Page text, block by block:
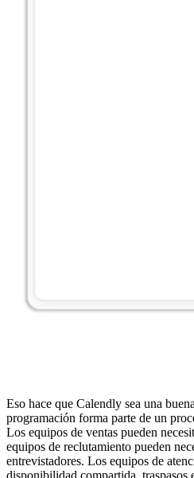
Eso hace que Calendly sea una
programación forma parte de un
Los equipos de ventas pueden
equipos de reclutamiento pueden
entrevistadores. Los equipos de